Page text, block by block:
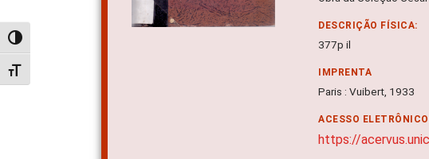
Alternar alto contraste
Alternar tamanho da fonte
DESCRIÇÃO FÍSICA:
377p il
IMPRENTA
Paris : Vuibert, 1933
ACESSO
https://